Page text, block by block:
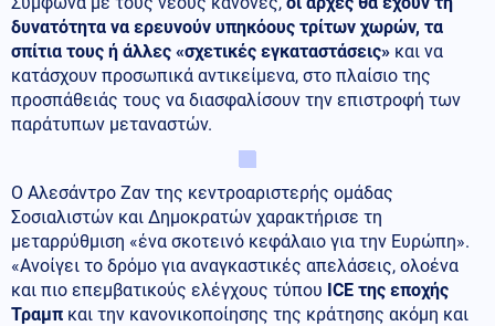
δυνατότητα να ερευνούν υπηκόους τρίτων χωρών, τα
σπίτια τους ή άλλες «σχετικές εγκαταστάσεις» και να
κατάσχουν προσωπικά αντικείμενα, στο πλαίσιο της
προσπάθειάς τους να διασφαλίσουν την επιστροφή των
παράτυπων μεταναστών.
Ο Αλεσάντρο Ζαν της κεντροαριστερής ομάδας
Σοσιαλιστών και Δημοκρατών χαρακτήρισε τη
μεταρρύθμιση «ένα σκοτεινό κεφάλαιο για την Ευρώπη».
«Ανοίγει το δρόμο για αναγκαστικές απελάσεις, ολοένα
και πιο επεμβατικούς ελέγχους τύπου ICE της εποχής
Τραμπ και την κανονικοποίησης της κράτησης ακόμη και